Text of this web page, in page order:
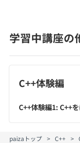
学習中講座の
C++体験編
C++体験編1: C++
paizaトップ C++